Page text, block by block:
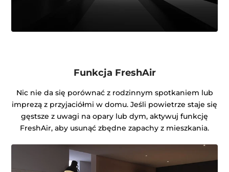
Funkcja FreshAir
Nic nie da się porównać z rodzinnym spotkaniem lub
imprezą z przyjaciółmi w domu. Jeśli powietrze staje się
gęstsze z uwagi na opary lub dym, aktywuj funkcję
FreshAir, aby usunąć zbędne zapachy z mieszkania.